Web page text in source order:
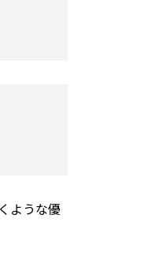
ような優